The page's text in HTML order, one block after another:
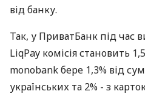
від банку.
Так, у ПриватБанк під час
LiqPay комісія становить
monobank бере 1,3% від
українських та 2% - з